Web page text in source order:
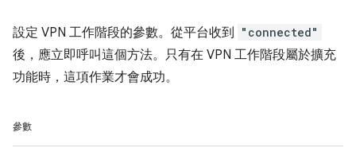
設定 VPN 工作階段的參數。從平台收到 "connected"
後，應立即呼叫這個方法。只有在 VPN 工作階段屬於擴充
功能時，這項作業才會成功。
參數